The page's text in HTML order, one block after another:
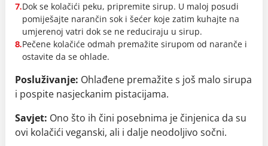
7.Dok se kolačići peku, pripremite sirup. U maloj posudi
pomiješajte narančin sok i šećer koje zatim kuhajte na
umjerenoj vatri dok se ne reduciraju u sirup.
8.Pečene kolačiće odmah premažite sirupom od naranče i
ostavite da se ohlade.
Posluživanje: Ohlađene premažite s još malo sirupa
i pospite nasjeckanim pistacijama.
Savjet: Ono što ih čini posebnima je činjenica da su
ovi kolačići veganski, ali i dalje neodoljivo sočni.